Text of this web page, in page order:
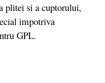
plitei si a cuptorului,
impotriva
GPL.